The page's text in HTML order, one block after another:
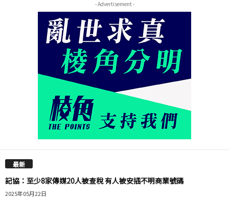
- Advertisement -
最新
記協：至少8家傳媒20人被查稅 有人被安插不明商業號碼
2025年05月22日